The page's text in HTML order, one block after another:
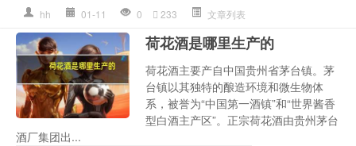
hh 01-11 0 233 文章列表
荷花酒是哪里生产的
荷花酒主要产自中国贵州省茅台镇。茅
台镇以其独特的酿造环境和微生物体
系，被誉为“中国第一酒镇”和“世界酱香
型白酒主产区”。正宗荷花酒由贵州茅台
酒厂集团出...